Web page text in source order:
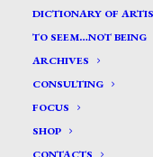
DICTIONARY OF
TO SEEM…NOT BEING
ARCHIVES
CONSULTING
FOCUS
SHOP